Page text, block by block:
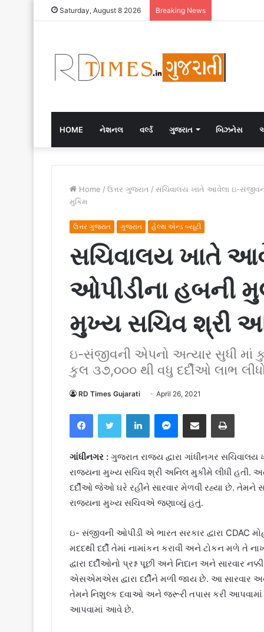
Saturday, August 8 2026 Breaking News
HOME નેશનલ વર્લ્ડ ગુજરાત બિઝનેસ
Home / ઉત્તર ગુજરાત / સચિવાલય ખાતે આવેલા ઇ-
મુકિમ
ઉત્તર ગુજરાત ગુજરાત હેલ્થ એન્ડ બ્યૂટી
સચિવાલય ખાતે
ઓપીડીના હબની
મુખ્ય સચિવ શ્રી
ઇ-સંજીવની એપનો અત્યાર સુધી માં
કુલ ૩૭,૦૦૦ થી વધુ દર્દીઓ લાભ
RD Times Gujarati April 26, 2021
ગાંધીનગર : ગુજરાત રાજય દ્વારા ગાંધીનગર
રાજયના મુખ્ય સચિવ શ્રી અનિલ મુકીમે લીધી હતી.
દર્દીઓ જેઓ ઘરે રહીને સારવાર મેળવી રહ્યા છે. તેમને
રાજયના મુખ્ય સચિવએ જણાવ્યું હતું.
ઇ- સંજીવની ઓપીડી એ ભારત સરકાર દ્વારા CDAC
મદદથી દર્દી તેમાં નામાંકન કરાવી અને ટોકન મળે તે
દ્વારા દર્દીઓનો પ્રશ્ન પૂછી અને નિદાન અને સારવાર
એસએમએસ દ્વારા દર્દીને મળી જાય છે. આ સારવાર
તેમને નિશુલ્ક દવાઓ અને જરૂરી તપાસ કરી આપવામાં
આપવામાં આવે છે.